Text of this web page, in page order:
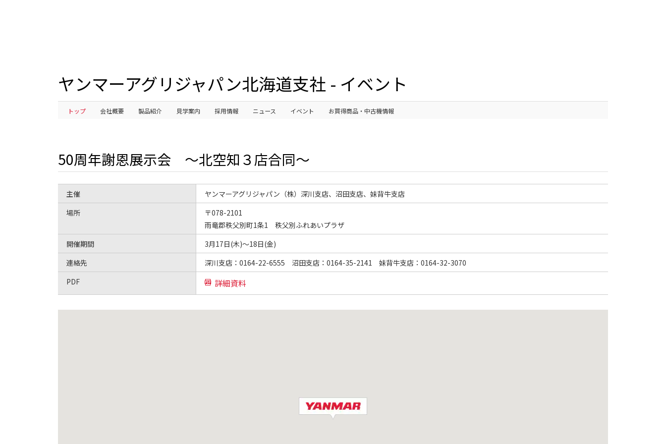
ヤンマーアグリジャパン北海道支社 - イベント
トップ 会社概要 製品紹介 見学案内 採用情報 ニュース イベント お買得商品・中古機情報
50周年謝恩展示会 ～北空知３店合同～
主催
ヤンマーアグリジャパン（株）深川支店、沼田支店、妹背牛支店
場所
〒078-2101
雨竜郡秩父別町1条1 秩父別ふれあいプラザ
開催期間
3月17日(木)～18日(金)
連絡先
深川支店：0164-22-6555 沼田支店：0164-35-2141 妹背牛支店：0164-32-3070
PDF
詳細資料